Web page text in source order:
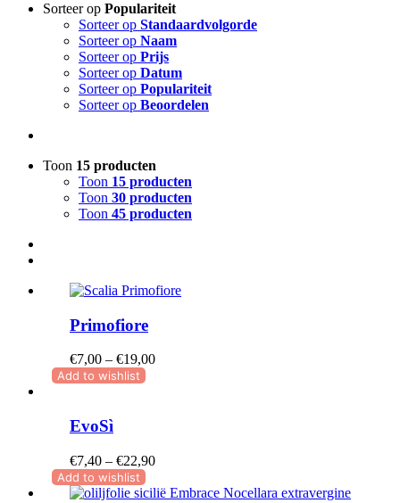
Sorteer op Populariteit
Sorteer op Standaardvolgorde
Sorteer op Naam
Sorteer op Prijs
Sorteer op Datum
Sorteer op Populariteit
Sorteer op Beoordelen
Toon 15 producten
Toon 15 producten
Toon 30 producten
Toon 45 producten
Primofiore
€7,00 – €19,00Prijsklasse:
Add to wishlist
EvoSì
€7,40 – €22,90Prijsklasse:
tot
Add to wishlist